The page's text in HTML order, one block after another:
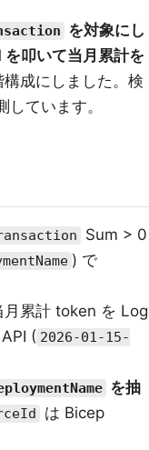
を対象にし
叩いて当月累計を
成にしました。検
しています。
Sum > 0
) で
累計 token を Log
( 2026-01-15-
を抽
は Bicep